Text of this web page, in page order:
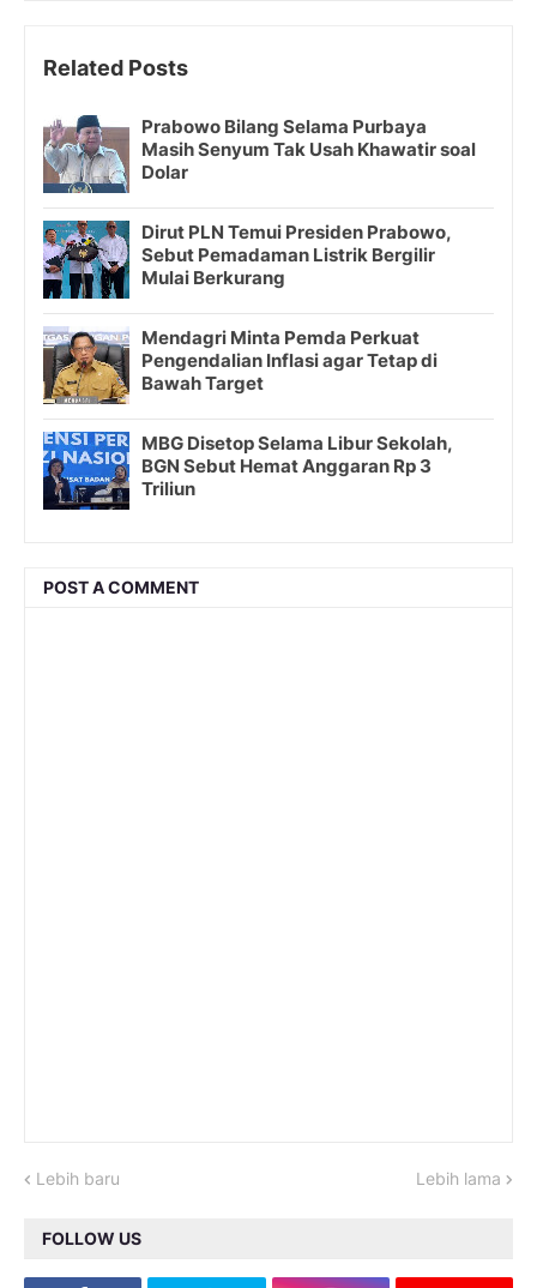
Related Posts
Prabowo Bilang Selama Purbaya
Masih Senyum Tak Usah Khawatir soal
Dolar
Dirut PLN Temui Presiden Prabowo,
Sebut Pemadaman Listrik Bergilir
Mulai Berkurang
Mendagri Minta Pemda Perkuat
Pengendalian Inflasi agar Tetap di
Bawah Target
MBG Disetop Selama Libur Sekolah,
BGN Sebut Hemat Anggaran Rp 3
Triliun
POST A COMMENT
Lebih baru Lebih lama
FOLLOW US